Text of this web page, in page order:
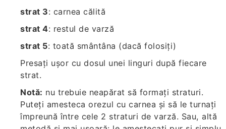
strat 3: carnea călită
strat 4: restul de varză
strat 5: toată smântâna (dacă folosiți)
Presați ușor cu dosul unei linguri după fiecare
strat.
Notă: nu trebuie neapărat să formați straturi.
Puteți amesteca orezul cu carnea și să le turnați
împreună între cele 2 straturi de varză. Sau, altă